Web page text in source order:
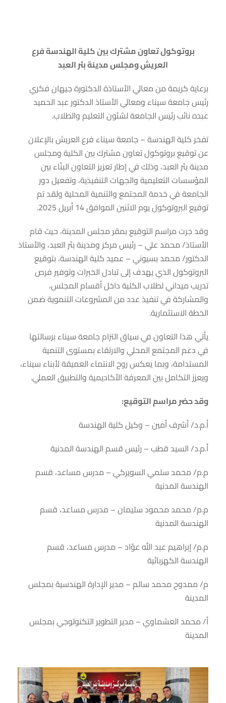
بروتوكول تعاون مشترك بين كلية الهندسة فرع
العريش ومجلس مدينة بئر العبد
برعاية كريمة من معالي الأستاذة الدكتورة جيهان فكري
رئيس جامعة سيناء ومعالي الأستاذ الدكتور عبد الحميد
عبده نائب رئيس الجامعة لشئون التعليم والطلاب.
تفخر كلية الهندسة – جامعة سيناء فرع العريش بالإعلان
عن توقيع بروتوكول تعاون مشترك بين الكلية ومجلس
مدينة بئر العبد، وذلك في إطار تعزيز التعاون البنّاء بين
المؤسسات التعليمية والجهات التنفيذية، وتفعيل دور
الجامعة في خدمة المجتمع والتنمية المحلية ولقد تم
توقيع البروتوكول يوم الاثنين الموافق 14 أبريل 2025.
وقد جرت مراسم التوقيع بمقر مجلس المدينة، حيث قام
الأستاذ/ محمد علي – رئيس مركز ومدينة بئر العبد، والأستاذ
الدكتور/ محمد بسيوني – عميد كلية الهندسة، بتوقيع
البروتوكول الذي يهدف إلى تبادل الخبرات وتوفير فرص
تدريب ميداني لطلاب الكلية داخل أقسام المجلس،
والمشاركة في تنفيذ عدد من المشروعات التنموية ضمن
الخطة الاستثمارية.
يأتي هذا التعاون في سياق التزام جامعة سيناء برسالتها
في دعم المجتمع المحلي والارتقاء بمستوى التنمية
المستدامة، وبما يعكس روح الانتماء العميقة لأبناء سيناء،
ويعزز التكامل بين المعرفة الأكاديمية والتطبيق العملي.
وقد حضر مراسم التوقيع:
أ.م.د/ أشرف أمين – وكيل كلية الهندسة
أ.م.د/ السيد قطب – رئيس قسم الهندسة المدنية
م.م/ محمد سلمي السويركي – مدرس مساعد، قسم
الهندسة المدنية
م.م/ محمد محمود سليمان – مدرس مساعد، قسم
الهندسة المدنية
م.م/ إبراهيم عبد الله عوّاد – مدرس مساعد، قسم
الهندسة الكهربائية
م/ ممدوح محمد سالم – مدير الإدارة الهندسية بمجلس
المدينة
أ/ محمد العشماوي – مدير التطوير التكنولوجي بمجلس
المدينة